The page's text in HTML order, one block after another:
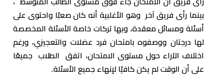
بينما رأى فريق آخر وهو الأغلبية أنه كان صعبًا واحتوى على
أسئلة ومسائل معقدة، وبها تركات خاصة الأسئلة المخصصة
لها درجتان ووصفوه بامتحان فرد عضلات والتعجيزي، ورغم
اختلاف الآراء حول مستوى الامتحان، اتفق الطلاب جميعًا
على أن الوقت لم يكن كافيًا لإنهاء جميع الأسئلة.